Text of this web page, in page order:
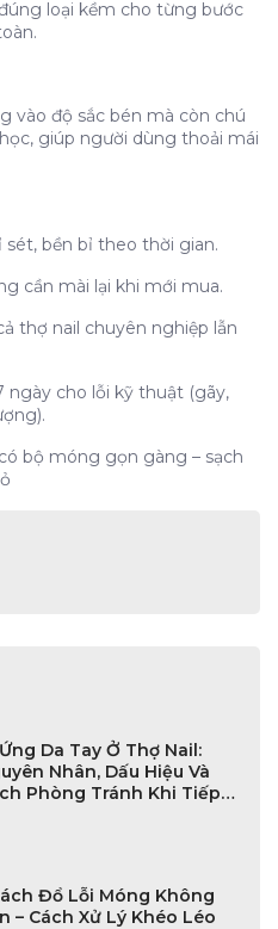
loại kềm cho từng bước
vào độ sắc bén mà còn chú
giúp người dùng thoải mái
bền bỉ theo thời gian.
cần mài lại khi mới mua.
thợ nail chuyên nghiệp lẫn
ngày cho lỗi kỹ thuật (gãy,
bộ móng gọn gàng – sạch
Da Tay Ở Thợ Nail:
Nhân, Dấu Hiệu Và
Phòng Tránh Khi Tiếp
Đổ Lỗi Móng Không
– Cách Xử Lý Khéo Léo